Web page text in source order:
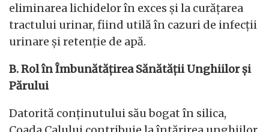
eliminarea lichidelor în exces și la curățarea
tractului urinar, fiind utilă în cazuri de infecții
urinare și retenție de apă.
B. Rol în Îmbunătățirea Sănătății Unghiilor și
Părului
Datorită conținutului său bogat în silica,